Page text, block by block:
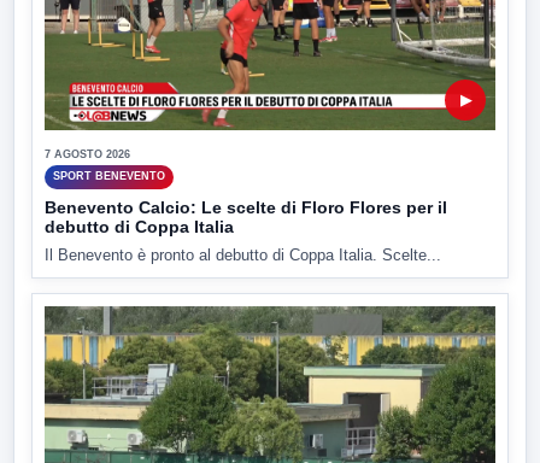
▶
7 AGOSTO 2026
SPORT BENEVENTO
Benevento Calcio: Le scelte di Floro Flores per il
debutto di Coppa Italia
Il Benevento è pronto al debutto di Coppa Italia. Scelte...